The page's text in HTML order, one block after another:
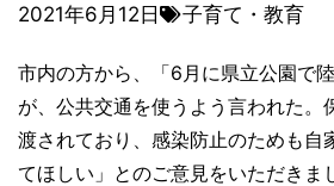
2021年6月12日 子育て・教育
市内の方から、「6月に県立公園で
が、公共交通を使うよう言われた。
渡されており、感染防止のためも自
てほしい」とのご意見をいただきま